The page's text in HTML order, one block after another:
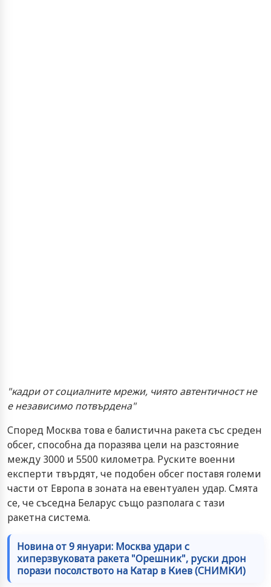
"кадри от социалните мрежи, чиято автентичност не
е независимо потвърдена"
Според Москва това е балистична ракета със среден
обсег, способна да поразява цели на разстояние
между 3000 и 5500 километра. Руските военни
експерти твърдят, че подобен обсег поставя големи
части от Европа в зоната на евентуален удар. Смята
се, че съседна Беларус също разполага с тази
ракетна система.
Новина от 9 януари: Москва удари с
хиперзвуковата ракета "Орешник", руски дрон
порази посолството на Катар в Киев (СНИМКИ)